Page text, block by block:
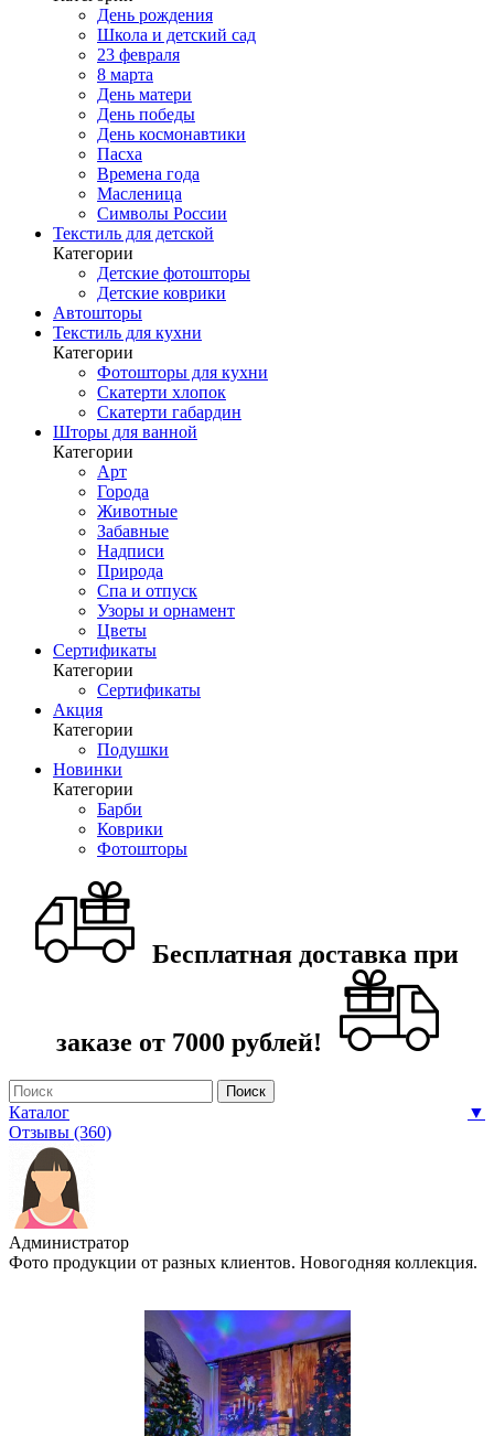
День рождения
Школа и детский сад
23 февраля
8 марта
День матери
День победы
День космонавтики
Пасха
Времена года
Масленица
Символы России
Текстиль для детской
Категории
Детские фотошторы
Детские коврики
Автошторы
Текстиль для кухни
Категории
Фотошторы для кухни
Скатерти хлопок
Скатерти габардин
Шторы для ванной
Категории
Арт
Города
Животные
Забавные
Надписи
Природа
Спа и отпуск
Узоры и орнамент
Цветы
Сертификаты
Категории
Сертификаты
Акция
Категории
Подушки
Новинки
Категории
Барби
Коврики
Фотошторы
Бесплатная доставка при
заказе от 7000 рублей!
Каталог
▼
Отзывы (360)
Администратор
Фото продукции от разных клиентов. Новогодняя коллекция.